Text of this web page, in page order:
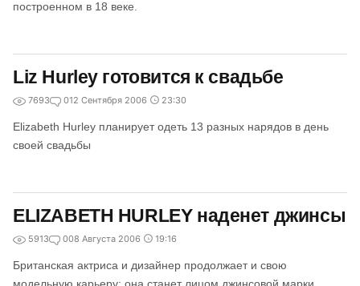
построенном в 18 веке.
Liz Hurley готовится к свадьбе
7693 012 Сентября 2006 23:30
Elizabeth Hurley планирует одеть 13 разных нарядов в день
своей свадьбы
ELIZABETH HURLEY наденет джинсы
5913 008 Августа 2006 19:16
Британская актриса и дизайнер продолжает и свою